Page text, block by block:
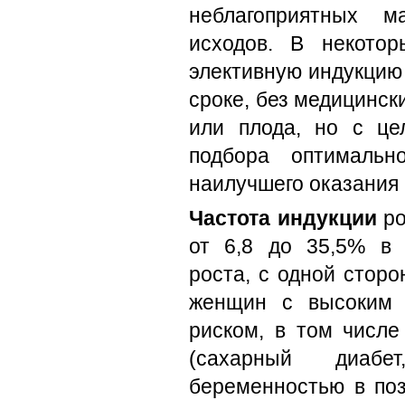
неблагоприятных
исходов. В
элективную
сроке, без
или плода, но с
подбора
наилучшего
Частота индукции
от 6,8 до 35,5% в
роста, с одной
женщин с высоким
риском, в том числе
(сахарный
беременностью в